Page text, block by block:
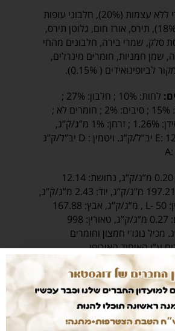
עוף טרי ללא עצמות (20%), חלבוני עופות
מיובשים, אורז (18%), תירס, אורז חום, גלוטן תירס,
סלק, שמרי בירה, חלבונים מהחי
שמן חמניות, חומרים מינרלים,
( 0.15%).
לחות: 10% ; חלבון: 27% ;
שמנים ושומנים: 15% ; סיבים: 2% ; חומרים לא ;
אורגניים: 6%. סידן: 1.26% ; זרחן: 1% מ”ג/ק”ג,
ביוטין: E: 121 1,666 יב”ל/ק”ג. ויטמין : D יב”ל/ק”ג
ויטמין 0.20 מ”ג/ק”ג, נחושת: 12.14
מ”ג/ק”ג, ברזל: 197.21 מ”ג/ק”ג, יוד: 2.43 מ”ג/ק”ג,
מנגן: 90 קרניטין: 50 -L , מ”ג/ק”ג, אבץ: 167.88
מ”ג/ק”ג, סלניום: 0.27 מ”ג/ק”ג, טאורין: 998
מכיל נוגדי חמצון וחומרים
ע”י האיחוד האירופי.